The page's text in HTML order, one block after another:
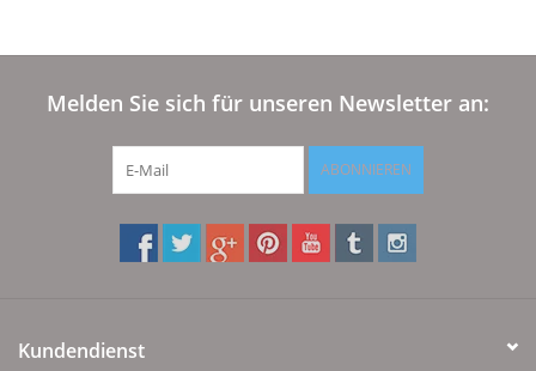
Melden Sie sich für unseren Newsletter an:
ABONNIEREN
Kundendienst